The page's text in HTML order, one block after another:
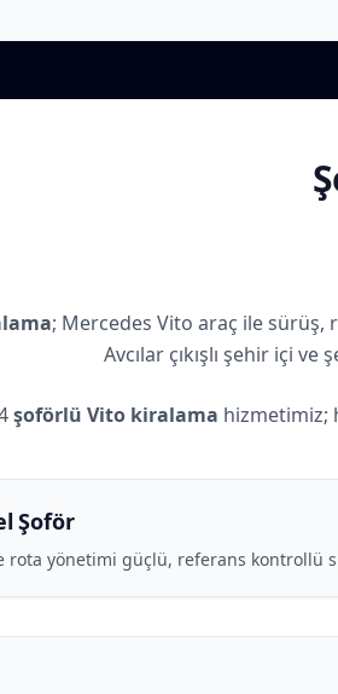
; Mercedes Vito araç ile
Avcılar çıkışlı şehir içi
şoförlü Vito kiralama hizmetimiz;
Şoför
rota yönetimi güçlü, referans kontrollü